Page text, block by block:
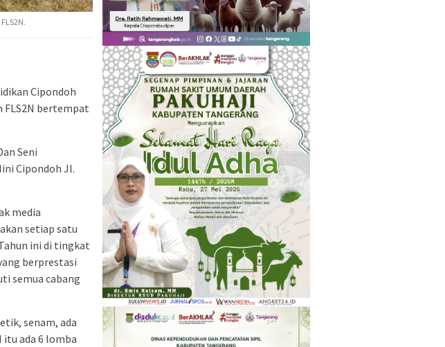
Cipondoh
FLS2N bertempat
Seni
Cipondoh Jl.
media
setiap satu
ini di tingkat
berprestasi
semua cabang
senam, ada
itu ada 6 lomba